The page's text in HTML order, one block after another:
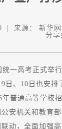
来源： 新华网
分享
高考正式举行
日、10日也安排
通高等学校招
安机关和教育
动，全面加强